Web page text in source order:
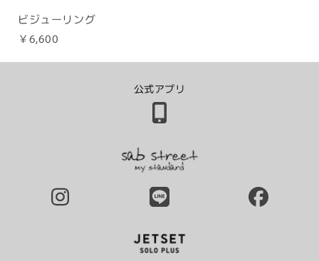
ビジューリング
￥6,600
公式アプリ